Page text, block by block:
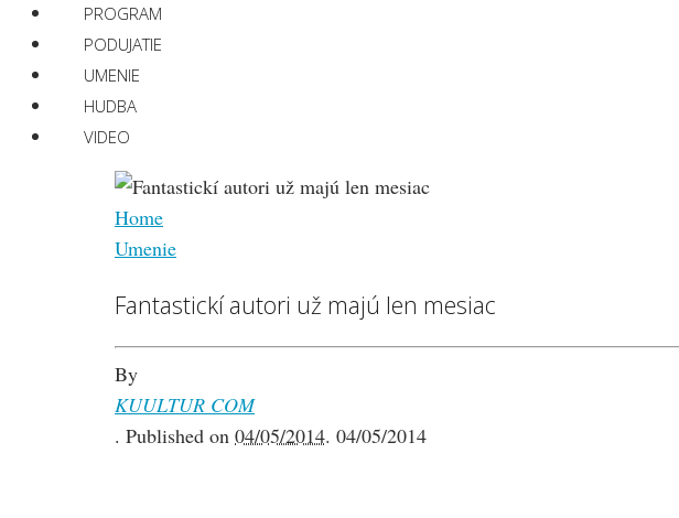
PROGRAM
PODUJATIE
UMENIE
HUDBA
VIDEO
Home
Umenie
Fantastickí autori už majú len mesiac
By
KUULTUR COM
. Published on 04/05/2014. 04/05/2014